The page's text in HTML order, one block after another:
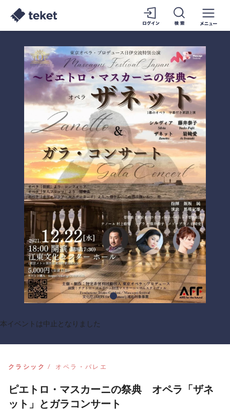
本イベントは中止となりました
クラシック オペラ・バレエ
ピエトロ・マスカーニの祭典 オペラ「ザネ
ット」とガラコンサート